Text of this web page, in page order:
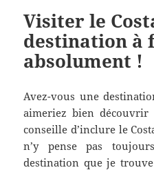
Visiter le
destination à
absolument !
Avez-vous une
aimeriez bien
conseille d’inclure le
n’y pense pas
destination que je